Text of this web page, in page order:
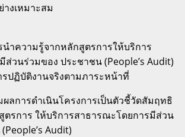
างเหมาะสม
นำความรู้จากหลักสูตรการให้บริการ
วนร่วมของ ประชาชน (People’s Audit)
ปฏิบัติงานจริงตามภาระหน้าที่
ผลการดำเนินโครงการเป็นตัวชี้วัดสัมฤทธิ
ตรการ ให้บริการสาธารณะโดยการมีส่วน
Audit)